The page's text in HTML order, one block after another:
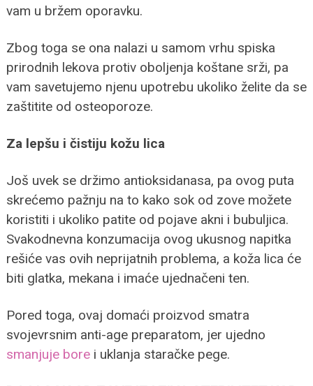
vam u bržem oporavku.
Zbog toga se ona nalazi u samom vrhu spiska
prirodnih lekova protiv oboljenja koštane srži, pa
vam savetujemo njenu upotrebu ukoliko želite da se
zaštitite od osteoporoze.
Za lepšu i čistiju kožu lica
Još uvek se držimo antioksidanasa, pa ovog puta
skrećemo pažnju na to kako sok od zove možete
koristiti i ukoliko patite od pojave akni i bubuljica.
Svakodnevna konzumacija ovog ukusnog napitka
rešiće vas ovih neprijatnih problema, a koža lica će
biti glatka, mekana i imaće ujednačeni ten.
Pored toga, ovaj domaći proizvod smatra
svojevrsnim anti-age preparatom, jer ujedno
smanjuje borei uklanja staračke pege.